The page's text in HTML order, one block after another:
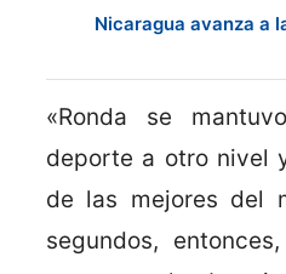
Nicaragua avanza a
«Ronda se
deporte a otro nivel
de las mejores del
segundos,